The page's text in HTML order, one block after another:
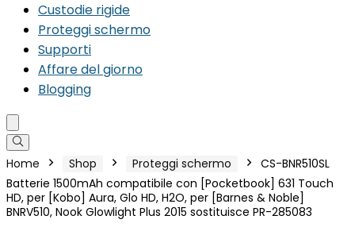
Custodie rigide
Proteggi schermo
Supporti
Affare del giorno
Blogging
Home Shop Proteggi schermo
CS-BNR510SL
Batterie 1500mAh compatibile con [Pocketbook] 631 Touch
HD, per [Kobo] Aura, Glo HD, H2O, per [Barnes & Noble]
BNRV510, Nook Glowlight Plus 2015 sostituisce PR-285083